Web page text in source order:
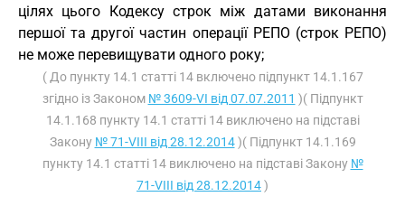
цілях цього Кодексу строк між датами виконання
першої та другої частин операції РЕПО (строк РЕПО)
не може перевищувати одного року;
( До пункту 14.1 статті 14 включено підпункт 14.1.167
згідно із Законом № 3609-VI від 07.07.2011 )( Підпункт
14.1.168 пункту 14.1 статті 14 виключено на підставі
Закону № 71-VIII від 28.12.2014)( Підпункт 14.1.169
пункту 14.1 статті 14 виключено на підставі Закону №
71-VIII від 28.12.2014)